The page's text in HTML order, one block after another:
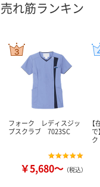
れ筋ランキン
フォーク レディスジッ
プスクラブ 7023SC
￥5,680～ （税込）
で